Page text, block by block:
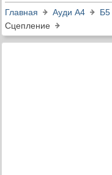
Главная Ауди A4 Б5
Сцепление